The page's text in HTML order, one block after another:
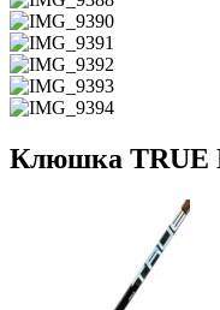
Клюшка TRUE